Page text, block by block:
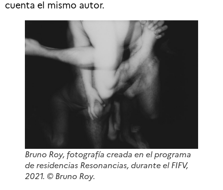
cuenta el mismo autor.
Bruno Roy, fotografía creada en el programa
de residencias Resonancias, durante el FIFV,
2021. © Bruno Roy.